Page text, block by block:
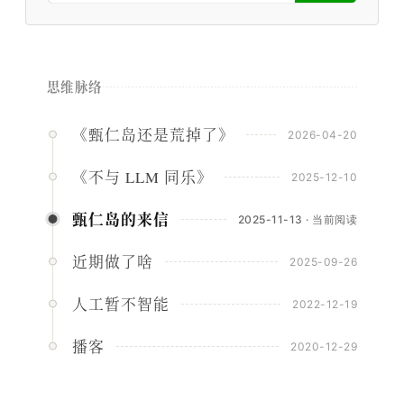
思维脉络
《甄仁岛还是荒掉了》 2026-04-20
《不与 LLM 同乐》 2025-12-10
甄仁岛的来信 2025-11-13 · 当前阅读
近期做了啥 2025-09-26
人工暂不智能 2022-12-19
播客 2020-12-29